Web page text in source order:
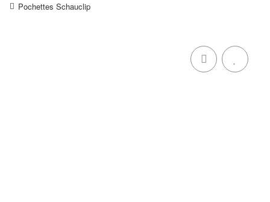
Pochettes Schauclip